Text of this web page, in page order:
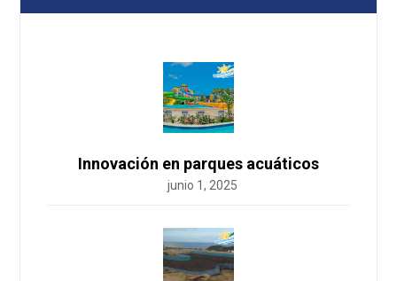
Innovación en parques acuáticos
junio 1, 2025